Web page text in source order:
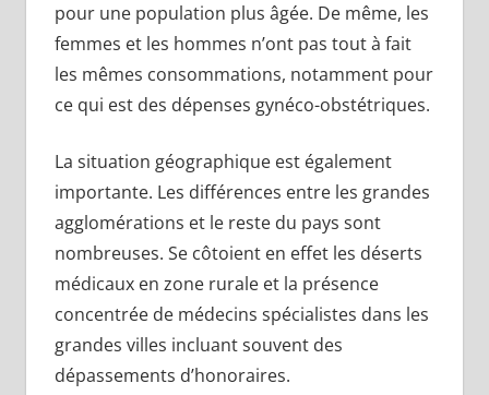
pour une population plus âgée. De même, les
femmes et les hommes n’ont pas tout à fait
les mêmes consommations, notamment pour
ce qui est des dépenses gynéco-obstétriques.
La situation géographique est également
importante. Les différences entre les grandes
agglomérations et le reste du pays sont
nombreuses. Se côtoient en effet les déserts
médicaux en zone rurale et la présence
concentrée de médecins spécialistes dans les
grandes villes incluant souvent des
dépassements d’honoraires.